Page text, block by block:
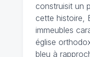
construisit un
cette histoire,
immeubles
église
bleu à